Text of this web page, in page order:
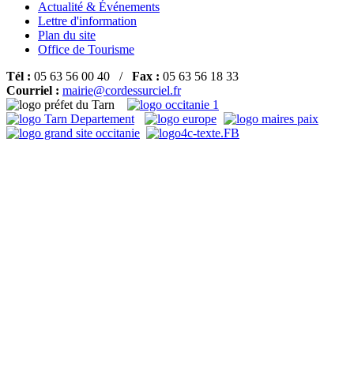
Actualité & Événements
Lettre d'information
Plan du site
Office de Tourisme
Tél : 05 63 56 00 40 / Fax : 05 63 56 18 33
Courriel : mairie@cordessurciel.fr